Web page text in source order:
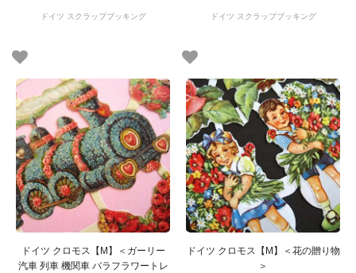
ドイツ スクラップブッキング ドイツ スクラップブッキング
ドイツ クロモス【M】＜ガーリー
汽車 列車 機関車 バラフラワートレ
ドイツ クロモス【M】＜花の贈り物
＞